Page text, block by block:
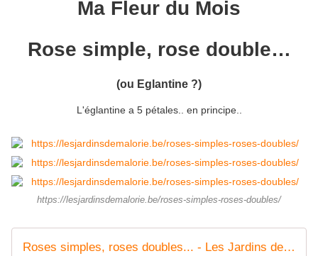
Ma Fleur du Mois
Rose simple, rose double…
(ou Eglantine ?)
L'églantine a 5 pétales.. en principe..
https://lesjardinsdemalorie.be/roses-simples-roses-doubles/
Roses simples, roses doubles... - Les Jardins de Malorie